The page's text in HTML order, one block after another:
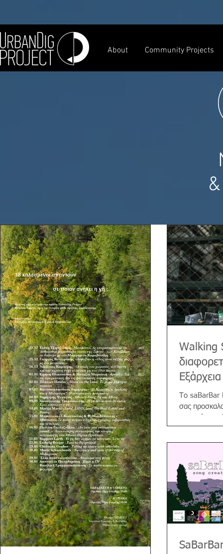
About Community Projects
Walking
Εξάρχεια
Το saBarBar
σας
SaBarBar